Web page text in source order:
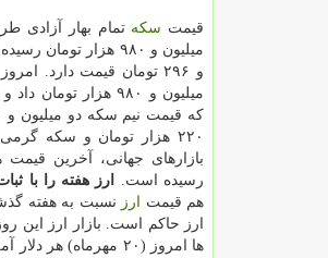
قیمت سكه تمام بهار آزادی
و ۲۹۶ تومان قیمت دارد.
میلیون و ۹۸۰ هزار
بازارهای جهانی، آخرین قیمت
رسیده است.
ارز هفته را با
هم قیمت
ارز
نسبت به هفته
ارز حاكم است. بازار ارز این